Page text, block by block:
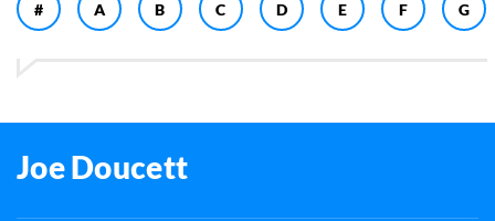
# A B C D E F G
Joe Doucett